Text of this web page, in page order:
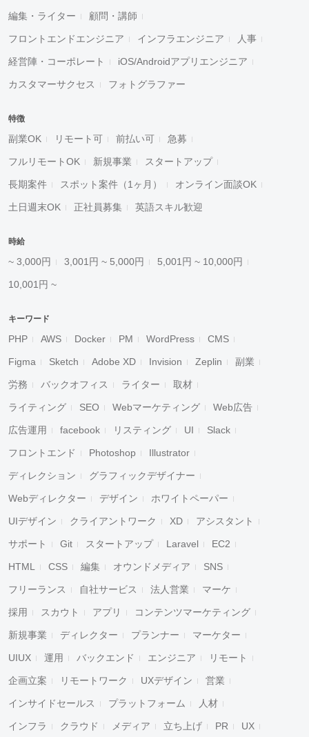
編集・ライター 顧問・講師
フロントエンドエンジニア インフラエンジニア 人事
経営陣・コーポレート iOS/Androidアプリエンジニア
カスタマーサクセス フォトグラファー
特徴
副業OK リモート可 前払い可 急募
フルリモートOK 新規事業 スタートアップ
長期案件 スポット案件（1ヶ月） オンライン面談OK
土日週末OK 正社員募集 英語スキル歓迎
時給
~ 3,000円 3,001円 ~ 5,000円 5,001円 ~ 10,000円
10,001円 ~
キーワード
PHP AWS Docker PM WordPress CMS
Figma Sketch Adobe XD Invision Zeplin 副業
労務 バックオフィス ライター 取材
ライティング SEO Webマーケティング Web広告
広告運用 facebook リスティング UI Slack
フロントエンド Photoshop Illustrator
ディレクション グラフィックデザイナー
Webディレクター デザイン ホワイトペーパー
UIデザイン クライアントワーク XD アシスタント
サポート Git スタートアップ Laravel EC2
HTML CSS 編集 オウンドメディア SNS
フリーランス 自社サービス 法人営業 マーケ
採用 スカウト アプリ コンテンツマーケティング
新規事業 ディレクター プランナー マーケター
UIUX 運用 バックエンド エンジニア リモート
企画立案 リモートワーク UXデザイン 営業
インサイドセールス プラットフォーム 人材
インフラ クラウド メディア 立ち上げ PR UX